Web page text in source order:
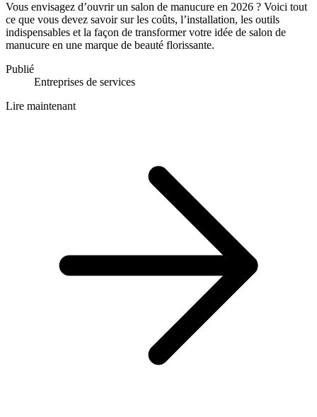
Vous envisagez d’ouvrir un salon de manucure en 2026 ? Voici tout
ce que vous devez savoir sur les coûts, l’installation, les outils
indispensables et la façon de transformer votre idée de salon de
manucure en une marque de beauté florissante.
Publié
Entreprises de services
Lire maintenant